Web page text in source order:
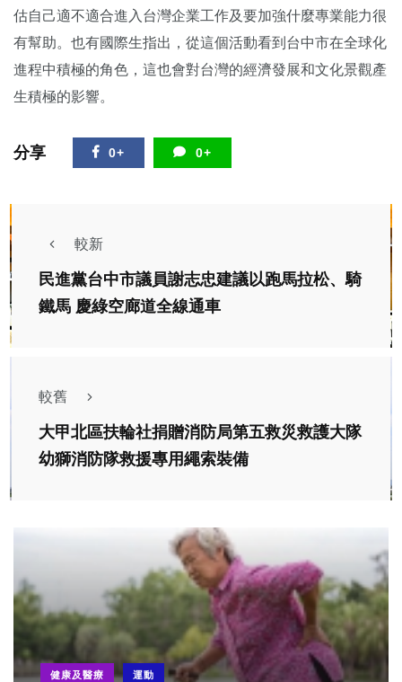
估自己適不適合進入台灣企業工作及要加強什麼專業能力很
有幫助。也有國際生指出，從這個活動看到台中市在全球化
進程中積極的角色，這也會對台灣的經濟發展和文化景觀產
生積極的影響。
分享 0+ 0+
較新
民進黨台中市議員謝志忠建議以跑馬拉松、騎
鐵馬 慶綠空廊道全線通車
較舊
大甲北區扶輪社捐贈消防局第五救災救護大隊
幼獅消防隊救援專用繩索裝備
健康及醫療 運動